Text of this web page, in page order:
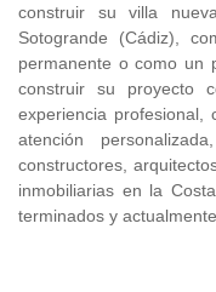
construir su villa
Sotogrande (Cádiz),
permanente o como
construir su proyecto
experiencia profesional,
atención
constructores,
inmobiliarias en la
terminados y